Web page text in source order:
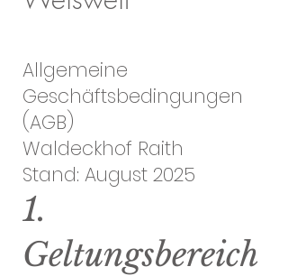
Allgemeine
Geschäftsbedingungen
(AGB)
Waldeckhof Raith
Stand: August 2025
1.
Geltungsbereich